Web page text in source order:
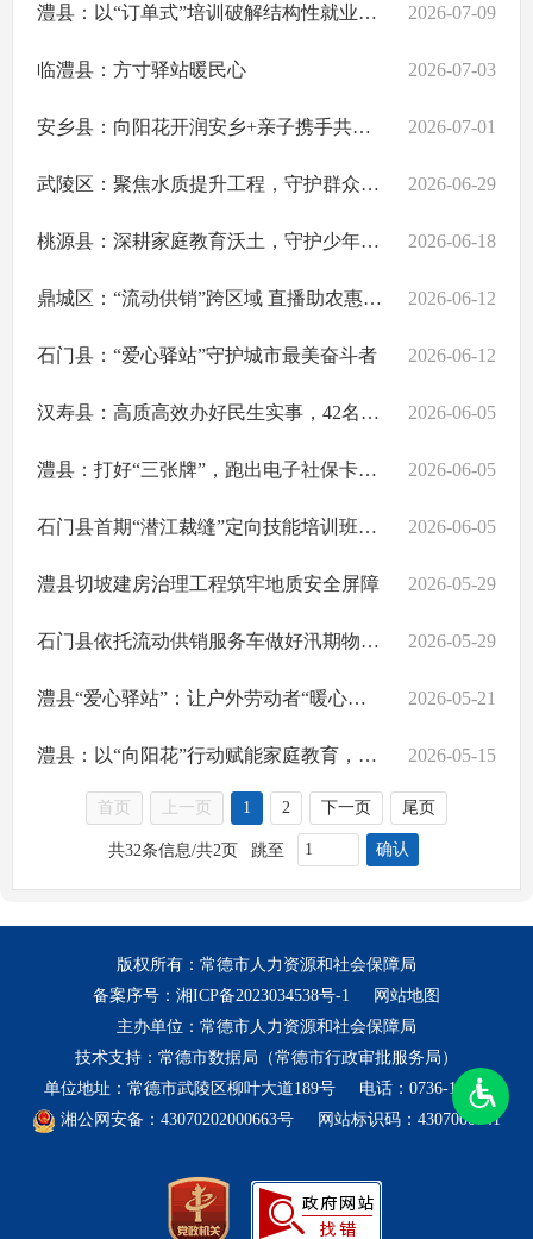
澧县：以“订单式”培训破解结构性就业矛盾 2026-07-09
临澧县：方寸驿站暖民心 2026-07-03
安乡县：向阳花开润安乡+亲子携手共成长 ——400余组家庭欢乐开跑，共赴家庭教育运动之约 2026-07-01
武陵区：聚焦水质提升工程，守护群众饮水安康 2026-06-29
桃源县：深耕家庭教育沃土，守护少年向阳花开 2026-06-18
鼎城区：“流动供销”跨区域 直播助农惠民生 2026-06-12
石门县：“爱心驿站”守护城市最美奋斗者 2026-06-12
汉寿县：高质高效办好民生实事，42名孕产妇享受分娩“零自付”红利 2026-06-05
澧县：打好“三张牌”，跑出电子社保卡签发“加速度” 2026-06-05
石门县首期“潜江裁缝”定向技能培训班开班 2026-06-05
澧县切坡建房治理工程筑牢地质安全屏障 2026-05-29
石门县依托流动供销服务车做好汛期物资保障 2026-05-29
澧县“爱心驿站”：让户外劳动者“暖心之家”落地生根 2026-05-21
澧县：以“向阳花”行动赋能家庭教育，特色活动点亮母亲节 2026-05-15
首页 上一页 1 2 下一页 尾页
共32条信息/共2页 跳至 确认
版权所有：常德市人力资源和社会保障局
备案序号： 湘ICP备2023034538号-1
网站地图
主办单位：常德市人力资源和社会保障局
技术支持：常德市数据局（常德市行政审批服务局）
单位地址：常德市武陵区柳叶大道189号
电话：0736-12333
湘公网安备：43070202000663号
网站标识码：4307000041